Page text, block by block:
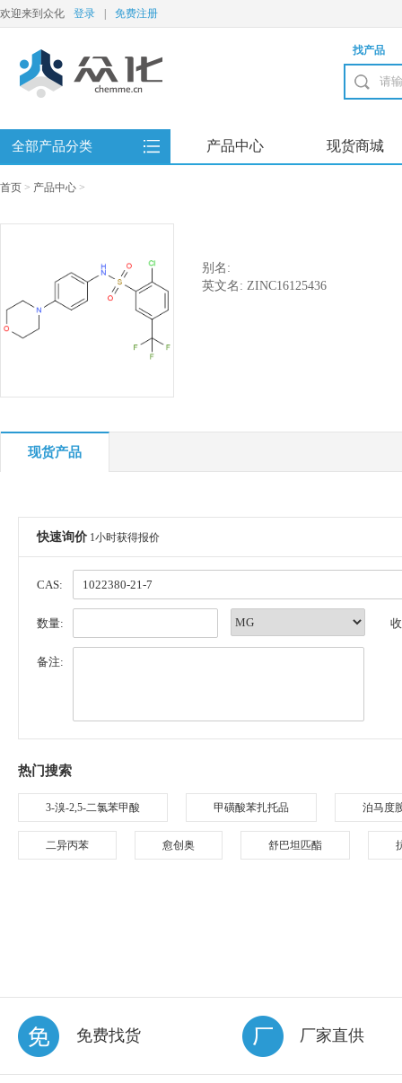
欢迎来到众化 登录 免费注册
找产品
全部产品分类 产品中心 现货商城
首页 > 产品中心 >
别名:
英文名: ZINC16125436
现货产品
快速询价 1小时获得报价
CAS:
数量:
备注:
热门搜索
3-溴-2,5-二氯苯甲酸 甲磺酸苯扎托品 泊马度
二异丙苯 愈创奥 舒巴坦匹酯
免费找货 厂家直供